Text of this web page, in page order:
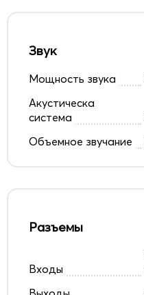
Звук
Мощность звука
Акустическа
система
Объемное звучание
Разъемы
Входы